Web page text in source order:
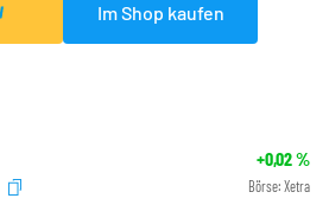
Im Shop kaufen
+0,02%
Börse: Xetra